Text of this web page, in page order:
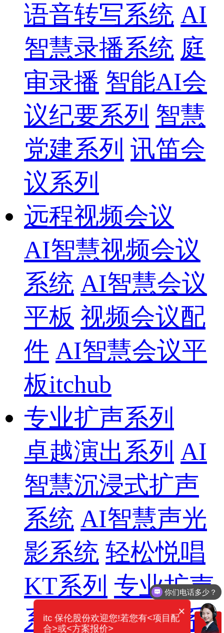
语音转写系统 AI
智慧录播系统 庭
审录播 智能AI会
议纪要系列 智慧
党建系列 讯笛会
议系列
远程视频会议
AI智慧视频会议
系统 AI智慧会议
平板 视频会议配
件 AI智慧会议平
板itchub
专业扩声系列
卓越演出系列 AI
智慧沉浸式扩声
系统 AI智慧声光
影系统 轻松悦唱
KT系列 专业扩声
系列 专业音箱系
你们电话多少？
需要产品报价
×
itc 保伦股份欢迎您!若您有<项目配
合>或<方案报价>